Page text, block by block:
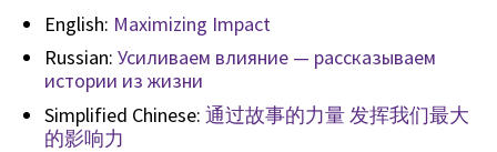
English: Maximizing Impact
Russian: Усиливаем влияние — рассказываем
истории из жизни
Simplified Chinese: 通过故事的力量 发挥我们最大
的影响力